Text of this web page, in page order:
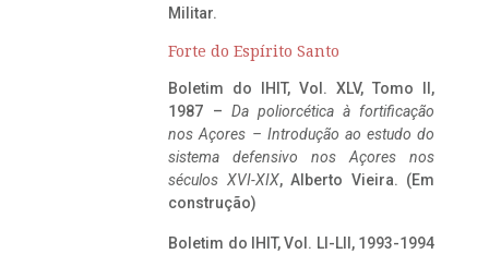
Militar.
Forte do Espírito Santo
Boletim do IHIT, Vol. XLV, Tomo II,
1987 – Da poliorcética à fortificação
nos Açores – Introdução ao estudo do
sistema defensivo nos Açores nos
séculos XVI-XIX, Alberto Vieira. (Em
construção)
Boletim do IHIT, Vol. LI-LII, 1993-1994